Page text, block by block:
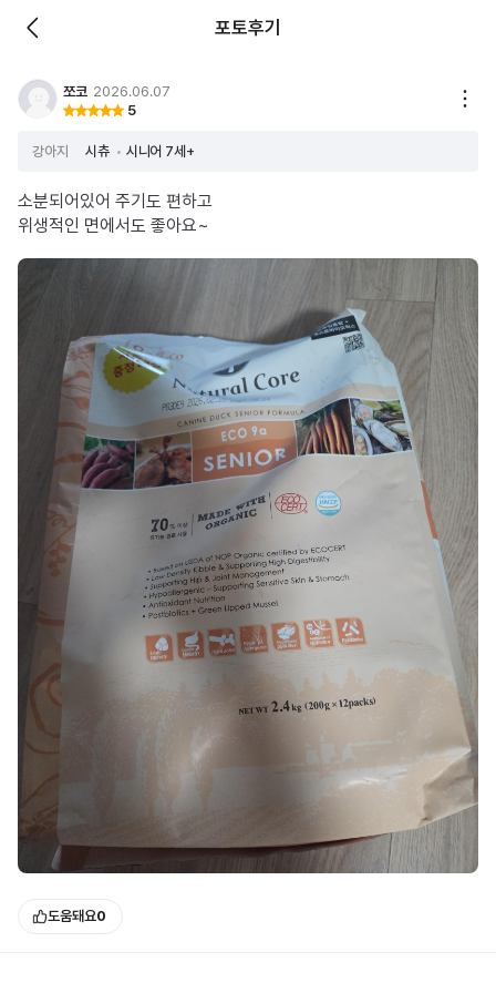
포토후기
쪼코 2026.06.07
5
강아지 시츄 시니어 7세+
소분되어있어 주기도 편하고
위생적인 면에서도 좋아요~
도움돼요0